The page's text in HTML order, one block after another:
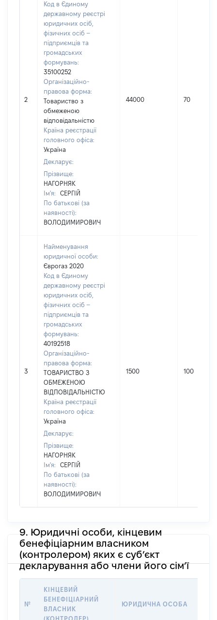
2
Код в Єдиному
державному реєстрі
юридичних осіб,
фізичних осіб –
підприємців та
громадських
формувань:
35100252
Організаційно-
правова форма:
Товариство з
обмеженою
відповідальністю
Країна реєстрації
головного офіса:
Україна
Декларує:
Прізвище:
НАГОРНЯК
Ім'я:
СЕРГІЙ
По батькові (за
наявності):
ВОЛОДИМИРОВИЧ
44000 70
3
Найменування
юридичної особи:
Єврогаз 2020
Код в Єдиному
державному реєстрі
юридичних осіб,
фізичних осіб –
підприємців та
громадських
формувань:
40192518
Організаційно-
правова форма:
ТОВАРИСТВО З
ОБМЕЖЕНОЮ
ВІДПОВІДАЛЬНІСТЮ
Країна реєстрації
головного офіса:
Україна
Декларує:
Прізвище:
НАГОРНЯК
Ім'я:
СЕРГІЙ
По батькові (за
наявності):
ВОЛОДИМИРОВИЧ
1500 100
9. Юридичні особи, кінцевим
бенефіціарним власником
(контролером) яких є суб’єкт
декларування або члени його сім’ї
№
КІНЦЕВИЙ
БЕНЕФІЦІАРНИЙ
ВЛАСНИК
(КОНТРОЛЕР)
ЮРИДИЧНА ОСОБА